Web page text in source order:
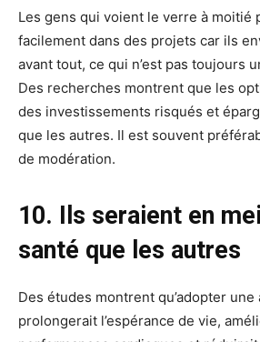
Les gens qui voient le verre à moitié
facilement dans des projets car ils
avant tout, ce qui n’est pas toujours
Des recherches montrent que les
des investissements risqués et
que les autres. Il est souvent
de modération.
10. Ils seraient en
santé que les autres
Des études montrent qu’adopter
prolongerait l’espérance de vie,